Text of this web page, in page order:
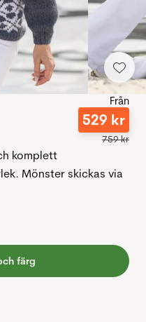
Från
529 kr
759kr
komplett
Mönster skickas via
färg